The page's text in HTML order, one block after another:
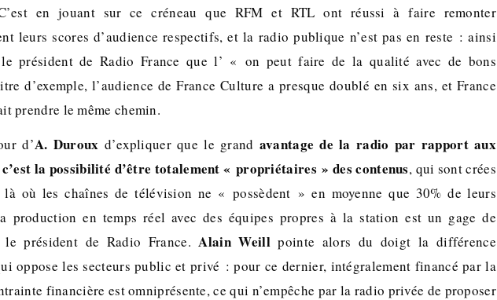
en jouant sur ce créneau que RFM et RTL ont réussi à faire remonter
leurs scores d’audience respectifs, et la radio publique n’est pas en reste : ainsi
président de Radio France que l’ « on peut faire de la qualité avec de bons
d’exemple, l’audience de France Culture a presque doublé en six ans, et France
prendre le même chemin.
d’A. Duroux d’expliquer que le grand avantage de la radio par rapport aux
la possibilité d’être totalement « propriétaires » des contenus, qui sont crées
là où les chaînes de télévision ne « possèdent » en moyenne que 30% de leurs
production en temps réel avec des équipes propres à la station est un gage de
le président de Radio France.Alain Weillpointe alors du doigt la différence
oppose les secteurs public et privé : pour ce dernier, intégralement financé par la
financière est omniprésente, ce qui n’empêche par la radio privée de proposer